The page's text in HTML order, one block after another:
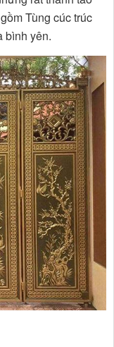
Tùng cúc trúc
bình yên.